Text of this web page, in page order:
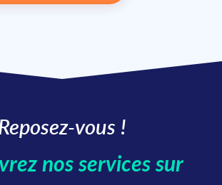
vous !
nos services sur